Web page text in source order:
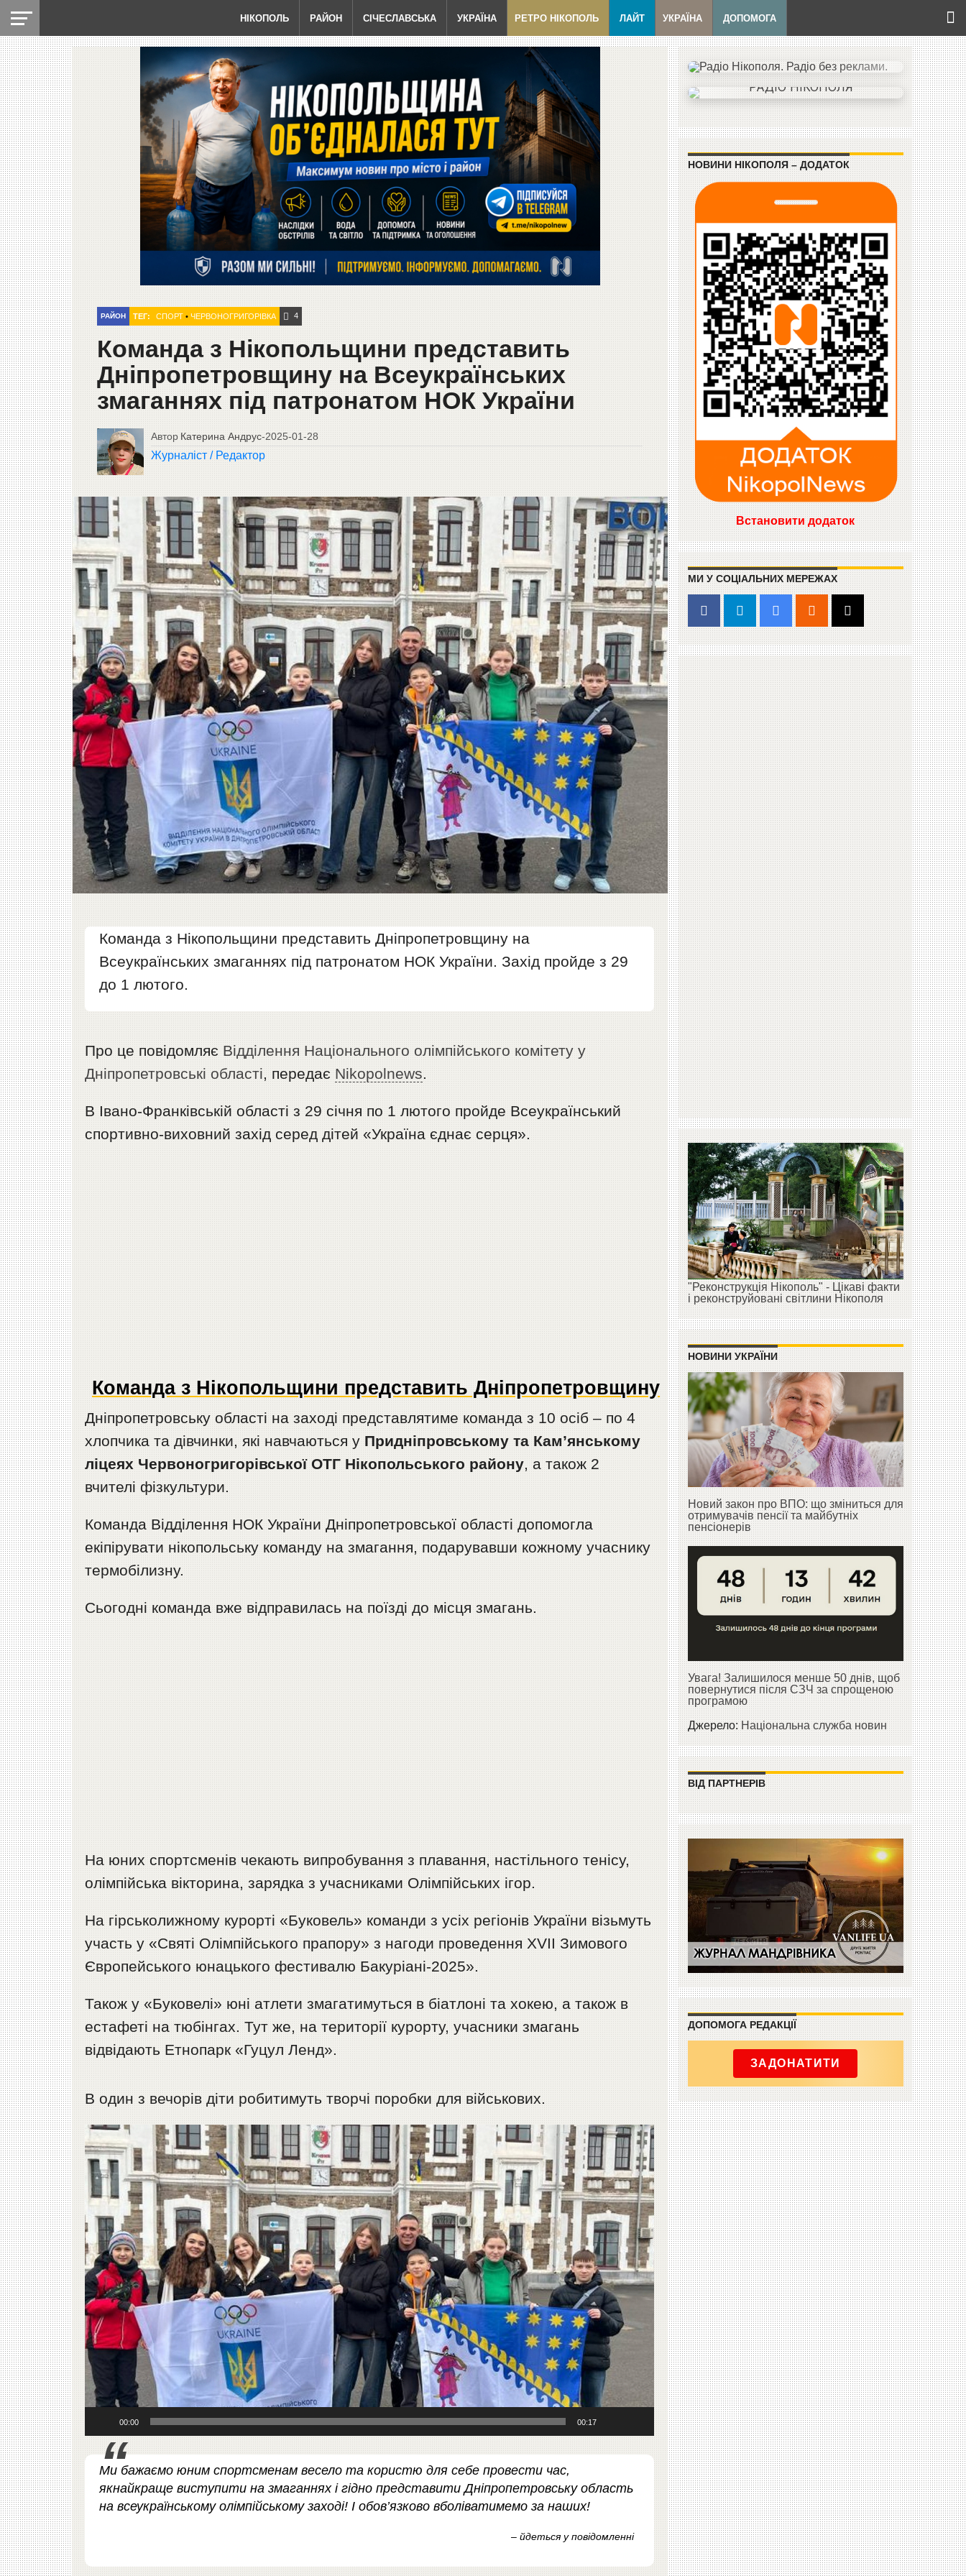
НІКОПОЛЬ РАЙОН СІЧЕСЛАВСЬКА УКРАЇНА РЕТРО НІКОПОЛЬ ЛАЙТ УКРАЇНА ДОПОМОГА
РАЙОН ТЕГ: СПОРТ• ЧЕРВОНОГРИГОРІВКА 4
Команда з Нікопольщини представить
Дніпропетровщину на Всеукраїнських
змаганнях під патронатом НОК України
Автор Катерина Андрус-2025-01-28
Журналіст / Редактор
Команда з Нікопольщини представить Дніпропетровщину на
Всеукраїнських змаганнях під патронатом НОК України. Захід пройде з 29
до 1 лютого.
Про це повідомляє Відділення Національного олімпійського комітету у
Дніпропетровські області, передає Nikopolnews.
В Івано-Франківській області з 29 січня по 1 лютого пройде Всеукраїнський
спортивно-виховний захід серед дітей «Україна єднає серця».
Команда з Нікопольщини представить Дніпропетровщину
Дніпропетровську області на заході представлятиме команда з 10 осіб – по 4
хлопчика та дівчинки, які навчаються у Придніпровському та Кам’янському
ліцеях Червоногригорівської ОТГ Нікопольського району, а також 2
вчителі фізкультури.
Команда Відділення НОК України Дніпропетровської області допомогла
екіпірувати нікопольську команду на змагання, подарувавши кожному учаснику
термобілизну.
Сьогодні команда вже відправилась на поїзді до місця змагань.
На юних спортсменів чекають випробування з плавання, настільного тенісу,
олімпійська вікторина, зарядка з учасниками Олімпійських ігор.
На гірськолижному курорті «Буковель» команди з усіх регіонів України візьмуть
участь у «Святі Олімпійського прапору» з нагоди проведення XVII Зимового
Європейського юнацького фестивалю Бакуріані-2025».
Також у «Буковелі» юні атлети змагатимуться в біатлоні та хокею, а також в
естафеті на тюбінгах. Тут же, на території курорту, учасники змагань
відвідають Етнопарк «Гуцул Ленд».
В один з вечорів діти робитимуть творчі поробки для військових.
Відеопрогравач
00:00 00:17
Ми бажаємо юним спортсменам весело та користю для себе провести час,
якнайкраще виступити на змаганнях і гідно представити Дніпропетровську область
на всеукраїнському олімпійському заході! І обов’язково вболіватимемо за наших!
– йдеться у повідомленні
НОВИНИ НІКОПОЛЯ – ДОДАТОК
Встановити додаток
МИ У СОЦІАЛЬНИХ МЕРЕЖАХ
"Реконструкція Нікополь" - Цікаві факти
і реконструйовані світлини Нікополя
НОВИНИ УКРАЇНИ
Новий закон про ВПО: що зміниться для
отримувачів пенсії та майбутніх
пенсіонерів
Увага! Залишилося менше 50 днів, щоб
повернутися після СЗЧ за спрощеною
програмою
Джерело:Національна служба новин
ВІД ПАРТНЕРІВ
ДОПОМОГА РЕДАКЦІЇ
ЗАДОНАТИТИ